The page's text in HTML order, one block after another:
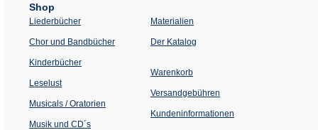
Shop
Liederbücher
Chor und Bandbücher
Kinderbücher
Leselust
Musicals / Oratorien
Musik und CD´s
Materialien
Der Katalog
Warenkorb
Versandgebühren
Kundeninformationen